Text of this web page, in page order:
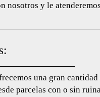
nosotros y le
una gran
parcelas con o sin